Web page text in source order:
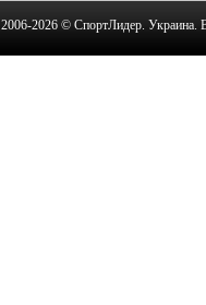
2006-2026 © СпортЛидер. Украина.